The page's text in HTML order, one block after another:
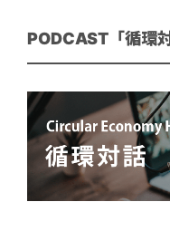
PODCAST「循環